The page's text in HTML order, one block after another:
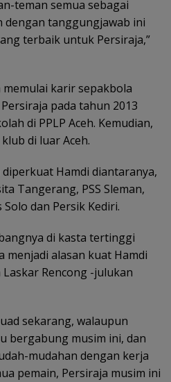
teman semua sebagai
dengan tanggungjawab ini
terbaik untuk Persiraja,”
karir sepakbola
pada tahun 2013
di PPLP Aceh. Kemudian,
di luar Aceh.
Hamdi diantaranya,
Tangerang, PSS Sleman,
dan Persik Kediri.
di kasta tertinggi
menjadi alasan kuat Hamdi
Rencong -julukan
sekarang, walaupun
bergabung musim ini, dan
mudahan dengan kerja
pemain, Persiraja musim ini